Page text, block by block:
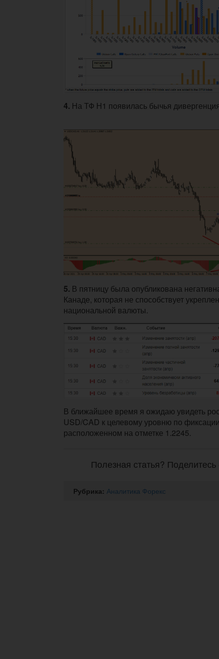
4. На ТФ Н1 появилась бычья
5. В пятницу была опубликована
Канаде, которая не способствует
национальной валюты.
В ближайшее время я ожидаю увидеть
USD/CAD к целевому уровню по
расположенном на отметке 1.2245.
Полезная статья?
Рубрика: Аналитика Форекс